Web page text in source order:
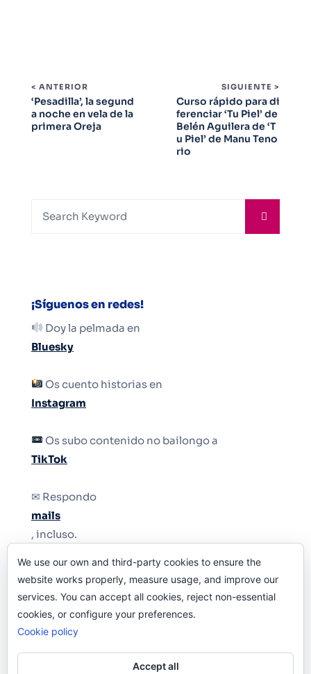
< ANTERIOR
‘Pesadilla’, la segund
a noche en vela de la
primera Oreja
SIGUIENTE >
Curso rápido para di
ferenciar ‘Tu Piel’ de
Belén Aguilera de ‘T
u Piel’ de Manu Teno
rio
¡Síguenos en redes!
Doy la pelmada en
Bluesky
Os cuento historias en
Instagram
Os subo contenido no bailongo a
TikTok
✉ Respondo
mails
, incluso.
Y si una persona no puede tener teléfono, que
le quiten el teléfono.
We use our own and third-party cookies to ensure the
website works properly, measure usage, and improve our
services. You can accept all cookies, reject non-essential
cookies, or configure your preferences.
Cookie policy
Accept all